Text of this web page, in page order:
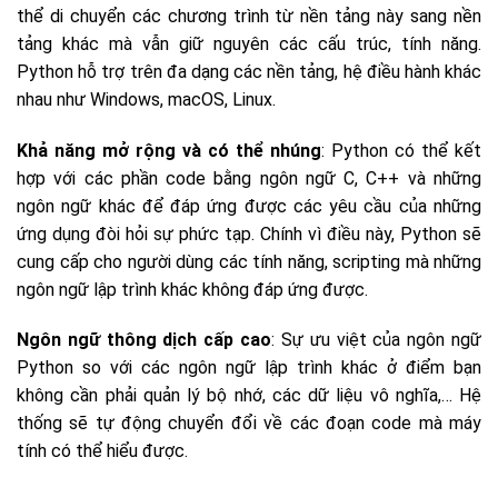
thể di chuyển các chương trình từ nền tảng này sang nền
tảng khác mà vẫn giữ nguyên các cấu trúc, tính năng.
Python hỗ trợ trên đa dạng các nền tảng, hệ điều hành khác
nhau như Windows, macOS, Linux.
Khả năng mở rộng và có thể nhúng: Python có thể kết
hợp với các phần code bằng ngôn ngữ C, C++ và những
ngôn ngữ khác để đáp ứng được các yêu cầu của những
ứng dụng đòi hỏi sự phức tạp. Chính vì điều này, Python sẽ
cung cấp cho người dùng các tính năng, scripting mà những
ngôn ngữ lập trình khác không đáp ứng được.
Ngôn ngữ thông dịch cấp cao: Sự ưu việt của ngôn ngữ
Python so với các ngôn ngữ lập trình khác ở điểm bạn
không cần phải quản lý bộ nhớ, các dữ liệu vô nghĩa,… Hệ
thống sẽ tự động chuyển đổi về các đoạn code mà máy
tính có thể hiểu được.